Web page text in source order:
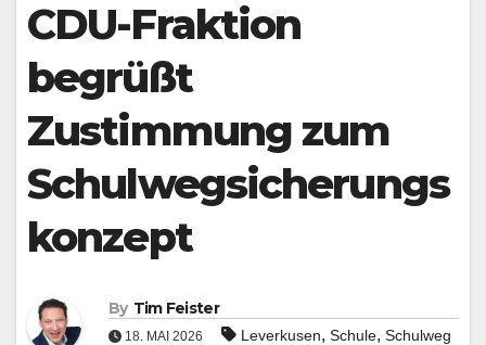
format_underlined Underline links
Mark links
Leave feedback
Accessibility
statement
CDU-Fraktion
begrüßt
Zustimmung zum
Schulwegsicherungs
konzept
By Tim Feister
18. MAI 2026 Leverkusen, Schule, Schulweg